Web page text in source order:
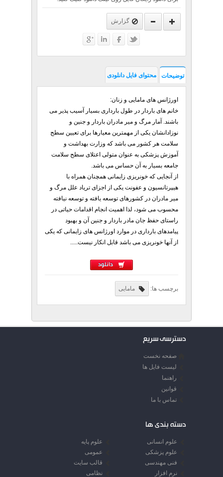
گزارش
توضیحات محتوای فایل دانلودی
اورژانس های مامایی و زنان:
خانم های باردار در طول بارداری بسیار آسیب پذیر می
باشند. آمار مرگ و میر مادران باردار و جنین و
نوزادانشان یکی از مهمترین معیارها برای تعیین سطح
سلامت هر کشور می باشد که وزارت بهداشت و
آموزش پزشکی به عنوان متولی اعتلای سطح سلامت
جامعه بسیار به آن حساس می باشد.
از آنجایی که خونریزی زایمانی همچنان همراه با
هیپرتانسیون و عفونت یکی از اجزای تریاد علل مرگ و
میر مادران در کشورهای توسعه یافته و توسعه نیافته
محسوب می شود، لذا اهمیت انجام اقدامات حیاتی در
راستای حفظ جان مادر باردار و جنین آن و بهبود
پیامدهای بارداری در موارد اورژانس های زایمانی که یکی
از آنها خونریزی می باشد قابل انکار نیست....‌.
دانلود
برچسب ها: مامایی
دسترسی سریع
صفحه نخست
لیست فایل ها
راهنما
قوانین
تماس با ما
دسته بندی ها
علوم انسانی
علوم پایه
علوم پزشکی
عمومی
فنی مهندسی
قالب سایت
نرم افزار
نظامی